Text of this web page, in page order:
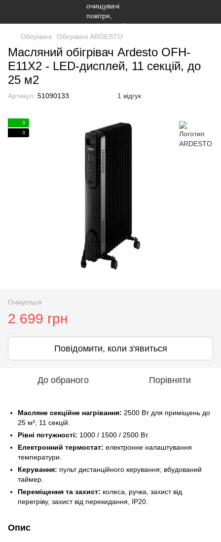
Обігрівачі Обігрівачі ARDESTO
Масляний обігрівач Ardesto OFH-
E11X2 - LED-дисплей, 11 секцій, до
25 м2
Артикул: 51090133 1 відгук
3
3
Очікується
2 699 грн
Повідомити, коли з'явиться
До обраного Порівняти
Масляне секційне нагрівання: 2500 Вт для приміщень до
25 м²; 11 секцій.
Рівні потужності: 1000 / 1500 / 2500 Вт.
Електронний термостат: електронне налаштування
температури.
Керування: пульт дистанційного керування; вбудований
таймер.
Переміщення та захист: колеса, ручка, захист від
перегріву, захист від перекидання, IP20.
Опис